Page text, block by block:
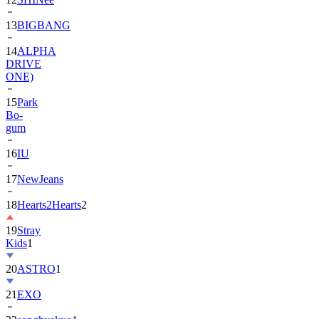
13BIGBANG
14ALPHA
DRIVE
ONE)
15Park
Bo-
gum
16IU
17NewJeans
18Hearts2Hearts2
19Stray
Kids1
20ASTRO1
21EXO